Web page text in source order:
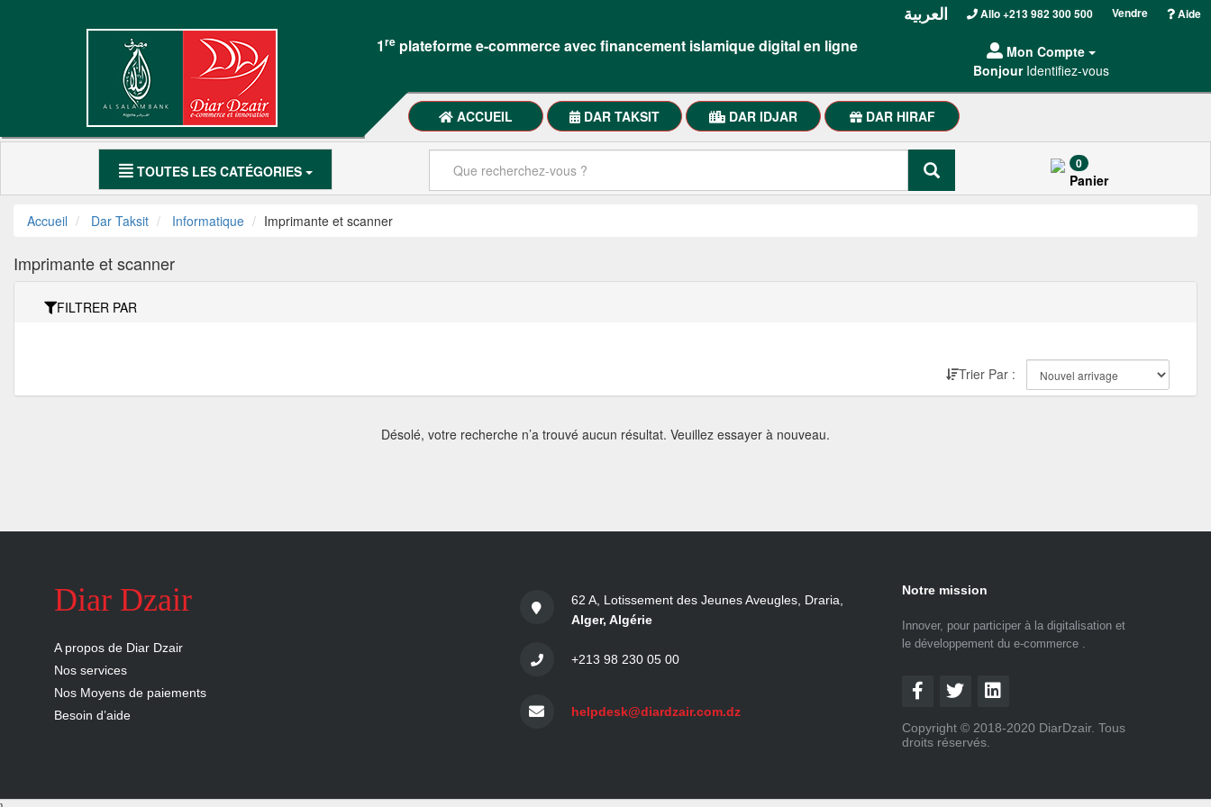
Mon
العربية
DAR
TAKSIT
Appelez-
TAKSIT
Meubles Maison
SmartPhones
Motocycle
Compte
العربية Allo +213 982 300 500 Vendre Aide
1re plateforme e-commerce avec financement islamique digital en ligne
Mon Compte
Bonjour Identifiez-vous
ACCUEIL DAR TAKSIT DAR IDJAR DAR HIRAF
TOUTES LES CATÉGORIES 0
Panier
Accueil Dar Taksit Informatique Imprimante et scanner
Imprimante et scanner
FILTRER PAR
Trier Par :
Désolé, votre recherche n’a trouvé aucun résultat. Veuillez essayer à nouveau.
Diar Dzair
A propos de Diar Dzair
Nos services
Nos Moyens de paiements
Besoin d’aide
62 A, Lotissement des Jeunes Aveugles, Draria,
Alger, Algérie
+213 98 230 05 00
helpdesk@diardzair.com.dz
Notre mission
Innover, pour participer à la digitalisation et
le développement du e-commerce .
Copyright © 2018-2020 DiarDzair. Tous
droits réservés.